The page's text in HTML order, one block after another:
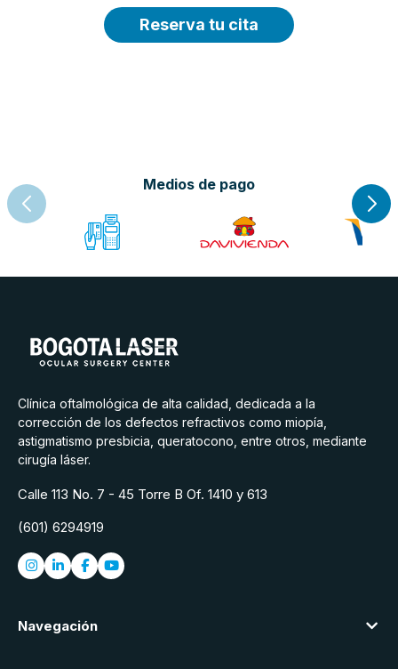
Reserva tu cita
Medios de pago
Clínica oftalmológica de alta calidad, dedicada a la
corrección de los defectos refractivos como miopía,
astigmatismo presbicia, queratocono, entre otros, mediante
cirugía láser.
Calle 113 No. 7 - 45 Torre B Of. 1410 y 613
(601) 6294919
Navegación